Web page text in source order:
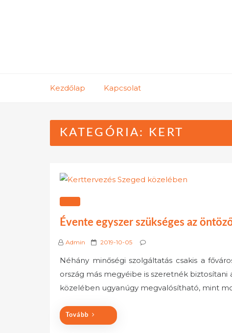
Kezdőlap Kapcsolat
KATEGÓRIA: KERT
Évente egyszer szükséges az
Admin
P
s
t
e
o
2019-10-05
Néhány minőségi szolgáltatás csakis a
ország más megyéibe is szeretnék biztosítani
közelében ugyanúgy megvalósítható, mint
Tovább